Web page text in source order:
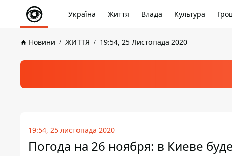
Україна Життя Влада Культура
Новини ЖИТТЯ 19:54, 25 Листопада 2020
19:54, 25 листопада 2020
Погода на 26 ноября: в Киеве